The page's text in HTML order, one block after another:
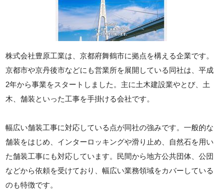
株式会社豊原工業は、京都府舞鶴市に拠点を構える企業です。
京都市や京丹後市などにも営業所を展開している同社は、平成
2年から事業をスタートしました。主に土木建設業やとび、土
木、舗装といった工事を手掛ける会社です。
幅広い舗装工事に対応している点が同社の強みです。一般的な
舗装をはじめ、インターロッキングや滑り止め、自然石を用い
た舗装工事にも対応しています。民間から地方公共団体、公団
などから依頼を受けており、幅広い業務領域をカバーしている
のも特徴です。